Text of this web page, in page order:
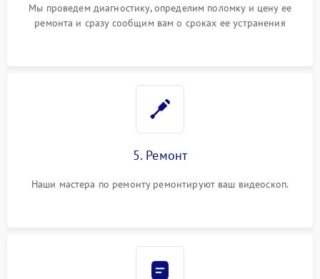
Мы проведем диагностику, определим поломку и цену ее
ремонта и сразу сообщим вам о сроках ее устранения
5. Ремонт
Наши мастера по ремонту ремонтируют ваш видеоскоп.